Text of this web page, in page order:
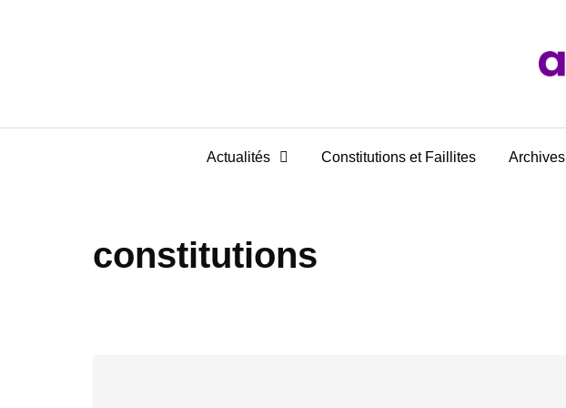
Actualités Constitutions et Faillites Archives
constitutions